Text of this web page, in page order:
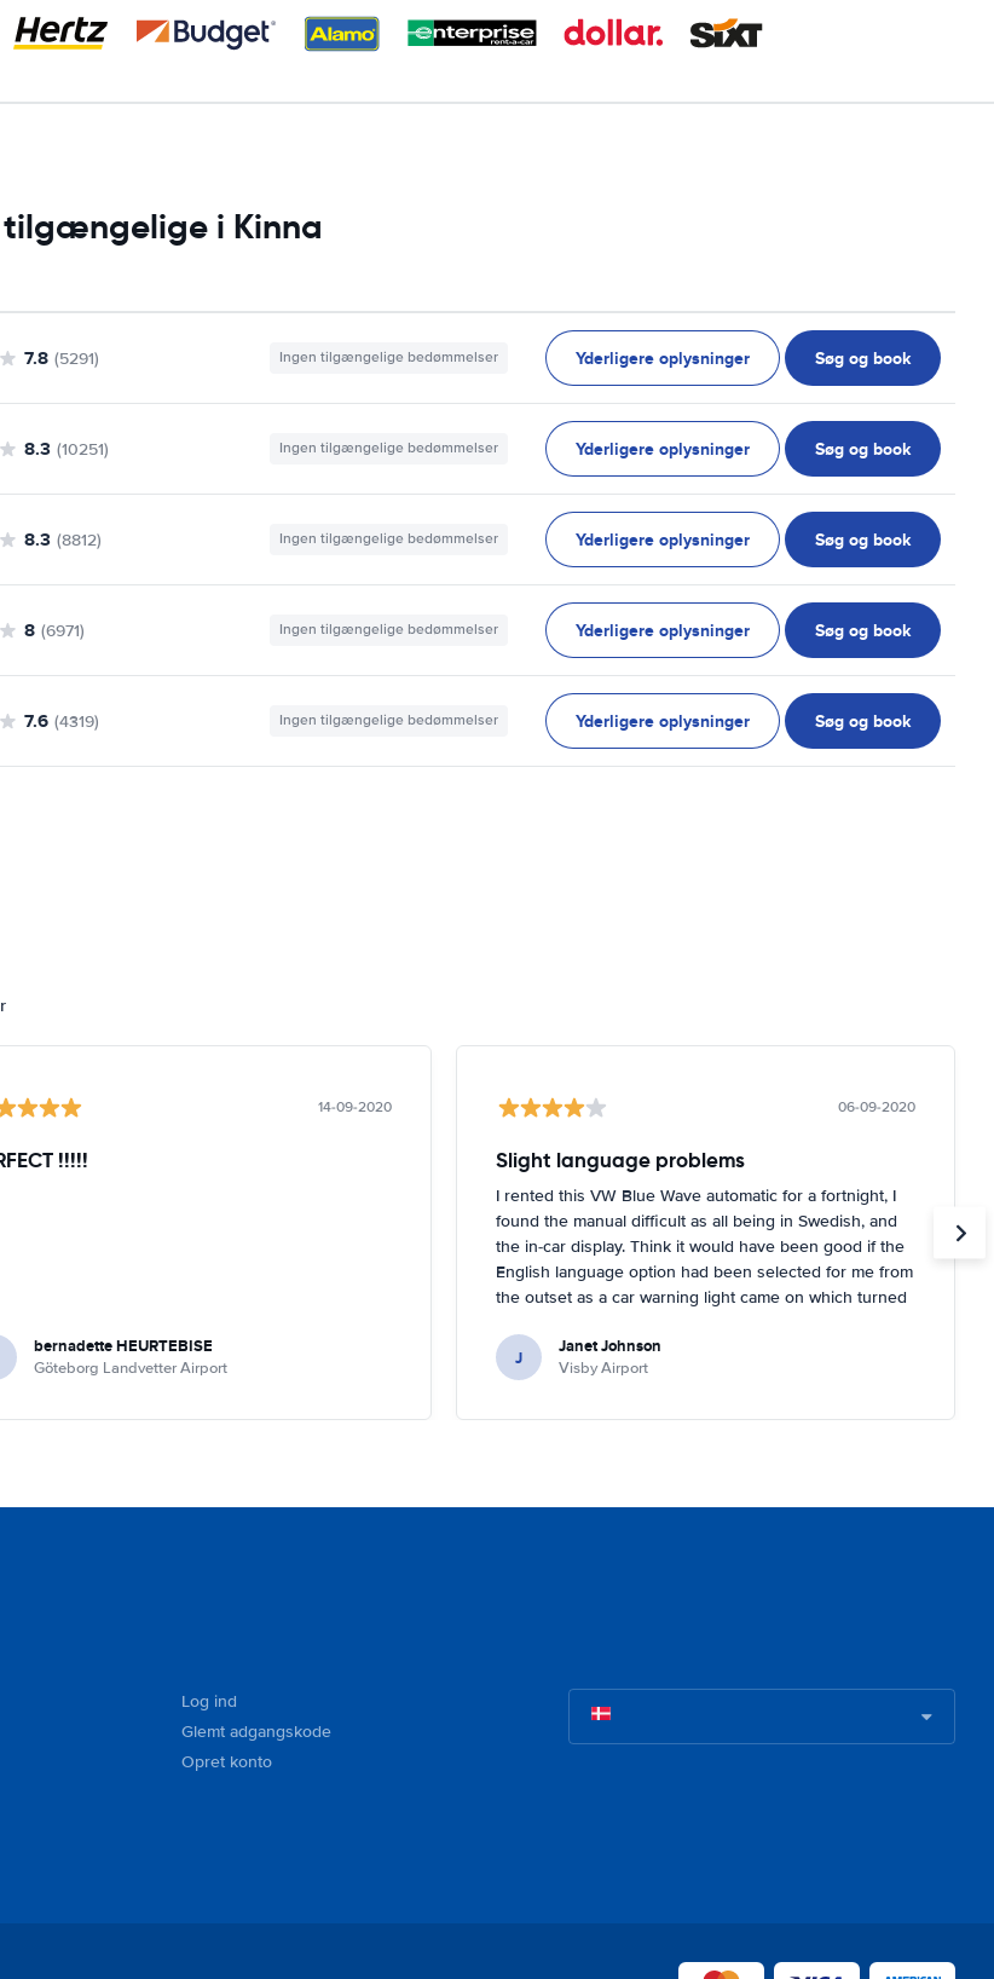
tilgængelige i Kinna
7.8 (5291) Ingen tilgængelige bedømmelser Yderligere oplysninger Søg og book
8.3 (10251) Ingen tilgængelige bedømmelser Yderligere oplysninger Søg og book
8.3 (8812) Ingen tilgængelige bedømmelser Yderligere oplysninger Søg og book
8 (6971) Ingen tilgængelige bedømmelser Yderligere oplysninger Søg og book
7.6 (4319) Ingen tilgængelige bedømmelser Yderligere oplysninger Søg og book
14-09-2020
!!!!!
bernadette HEURTEBISE
Göteborg Landvetter Airport
06-09-2020
Slight language problems
I rented this VW Blue Wave automatic for a fortnight, I
found the manual difficult as all being in Swedish, and
the in-car display. Think it would have been good if the
English language option had been selected for me from
the outset as a car warning light came on which turned
helpful and came out to a garage near to where I was
staying and inflated the tyres for me. You had to tell the
J Janet Johnson
Visby Airport
Log ind
Glemt adgangskode
Opret konto